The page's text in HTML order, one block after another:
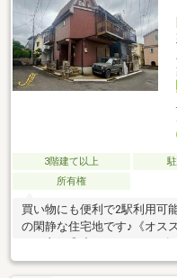
物件の詳細・ご相談はお気軽
3階建て以上
所有権
買い物にも便利で2駅利用可
の閑静な住宅地です♪《オス
りも良好◎◆カースペース有
ンも♪◆生活な便利な住環境